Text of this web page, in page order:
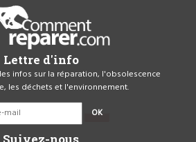
Lettre d'info
infos sur la réparation, l'obsolescence
les déchets et l'environnement.
OK